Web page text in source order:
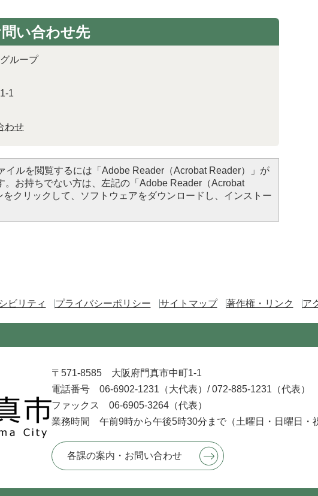
い合わせ先
ループ
1
わせ
イルを閲覧するには「Adobe Reader（Acrobat Reader）」が
。お持ちでない方は、左記の「Adobe Reader（Acrobat
クリックして、ソフトウェアをダウンロードし、インストー
ビリティ プライバシーポリシー サイトマップ 著作権・リンク ア
〒571-8585 大阪府門真市中町1-1
電話番号 06-6902-1231（大代表）/072-885-1231（代表）
ファックス 06-6905-3264（代表）
業務時間 午前9時から午後5時30分まで （土曜日・日曜日・
各課の案内・お問い合わせ